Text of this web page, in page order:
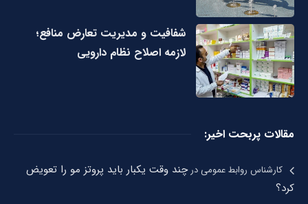
شفافیت و مدیریت تعارض منافع؛
لازمه اصلاح نظام دارویی
مقالات پربحت اخیر:
کارشناس روابط عمومیدرچند وقت یکبار باید پروتز مو را تعویض
کرد؟